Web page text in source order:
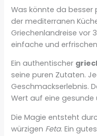
Was könnte da besser
der mediterranen
Griechenlandreise vor
einfache und
Ein authentischer
seine puren Zutaten.
Geschmackserlebnis.
Wert auf eine gesunde
Die Magie entsteht
würzigen Feta. Ein gutes